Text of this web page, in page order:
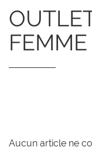
FEMME
Aucun article ne